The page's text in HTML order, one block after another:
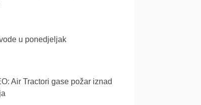
u ponedjeljak
Air Tractori gase požar iznad